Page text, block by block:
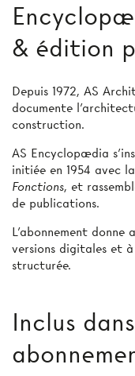
& édition
Depuis 1972, AS
documente
construction.
AS Encyclopædia
initiée en 1954 avec
Fonctions, et
de publications.
L’abonnement
versions digitales et
structurée.
Inclus